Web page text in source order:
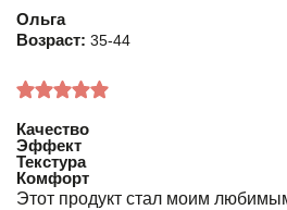
Ольга
Возраст: 35-44
Качество
Эффект
Текстура
Комфорт
Этот продукт стал моим